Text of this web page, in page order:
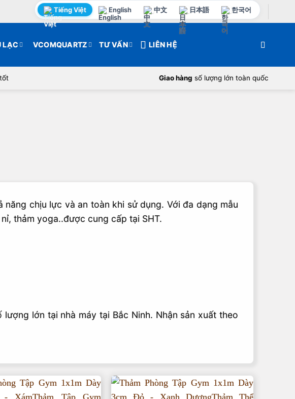
Tiếng Việt English 中文 日本語 한국어
LẠC VCOMQUARTZ TƯ VẤN LIÊN HỆ
Giao hàng số lượng lớn toàn quốc
chịu lực và an toàn khi sử dụng. Với đa dạng mẫu
thảm yoga..được cung cấp tại SHT.
lớn tại nhà máy tại Bắc Ninh. Nhận sản xuất theo